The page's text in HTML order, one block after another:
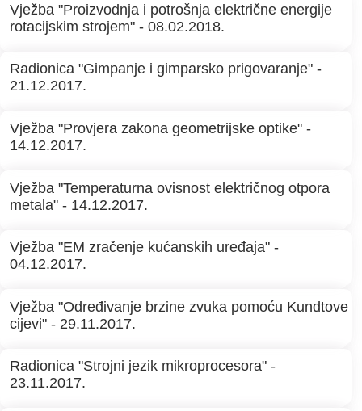
Vježba "Proizvodnja i potrošnja električne energije
rotacijskim strojem" - 08.02.2018.
Radionica "Gimpanje i gimparsko prigovaranje" -
21.12.2017.
Vježba "Provjera zakona geometrijske optike" -
14.12.2017.
Vježba "Temperaturna ovisnost električnog otpora
metala" - 14.12.2017.
Vježba "EM zračenje kućanskih uređaja" -
04.12.2017.
Vježba "Određivanje brzine zvuka pomoću Kundtove
cijevi" - 29.11.2017.
Radionica "Strojni jezik mikroprocesora" -
23.11.2017.